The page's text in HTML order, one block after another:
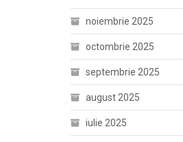
noiembrie 2025
octombrie 2025
septembrie 2025
august 2025
iulie 2025